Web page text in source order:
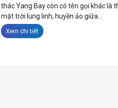
thác Yang Bay còn có tên gọi khác là
mặt trời lung linh, huyền ảo giữa...
Xem chi tiết